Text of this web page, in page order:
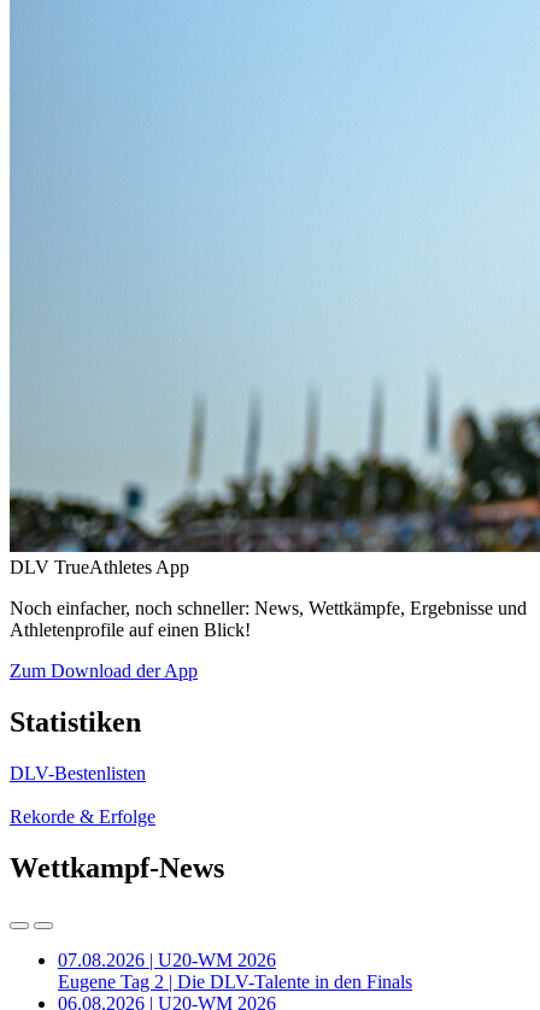
DLV TrueAthletes App
Noch einfacher, noch schneller: News, Wettkämpfe, Ergebnisse und
Athletenprofile auf einen Blick!
Zum Download der App
Statistiken
DLV-Bestenlisten
Rekorde & Erfolge
Wettkampf-News
07.08.2026 | U20-WM 2026
Eugene Tag 2 | Die DLV-Talente in den Finals
06.08.2026 | U20-WM 2026